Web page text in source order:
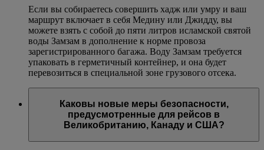
Если вы собираетесь совершить хадж или умру и ваш
маршрут включает в себя Медину или Джидду, вы
можете взять с собой до пяти литров исламской святой
воды Замзам в дополнение к норме провоза
зарегистрированного багажа. Воду Замзам требуется
упаковать в герметичный контейнер, и она будет
перевозиться в специальной зоне грузового отсека.
Каковы новые меры безопасности,
предусмотренные для рейсов в
Великобританию, Канаду и США?